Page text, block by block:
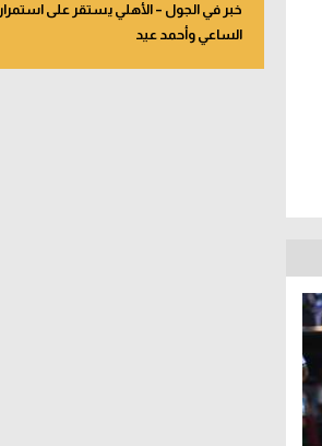
خبر في الجول – الأهلي يستقر على استمرار
الساعي وأحمد عيد